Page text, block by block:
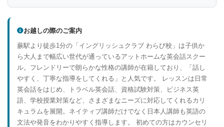
お越しの際のご案内
蕨駅より徒歩1分の「イングリッシュクラブ わらび校」は子供か
ら大人まで幅広い世代が通っているアットホームな英会話スクー
ル。フレンドリーで朗らかな性格の講師が在籍しており、「話し
やすく、丁寧な指導をしてくれる」と人気です。 レッスンは日常
英会話をはじめ、トラベル英会話、資格試験対策、ビジネス英
語、学校授業対策など、さまざまなニーズに対応してくれるカリ
キュラムを展開。ネイティブ講師だけでなく日本人講師も英語の
文法や発音をわかりやすく指導します。 初めての方はカウンセリ